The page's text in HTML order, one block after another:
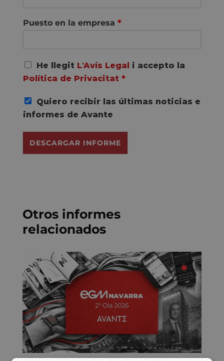
Puesto en la empresa *
A
c
u
r
d
R
P
He llegit L'Avís Legal
i accepto la
Política de Privacitat *
Quiero recibir las últimas noticias e
informes de Avante
DESCARGAR INFORME
Otros informes
relacionados